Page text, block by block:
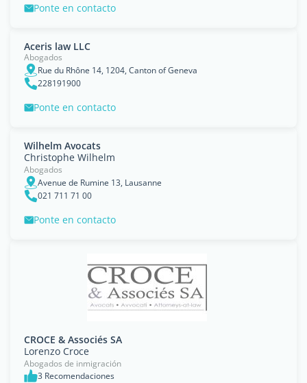
Ponte en contacto
Aceris law LLC
Abogados
Rue du Rhône 14, 1204, Canton of Geneva
228191900
Ponte en contacto
Wilhelm Avocats
Christophe Wilhelm
Abogados
Avenue de Rumine 13, Lausanne
021 711 71 00
Ponte en contacto
CROCE & Associés SA
Lorenzo Croce
Abogados de inmigración
3 Recomendaciones